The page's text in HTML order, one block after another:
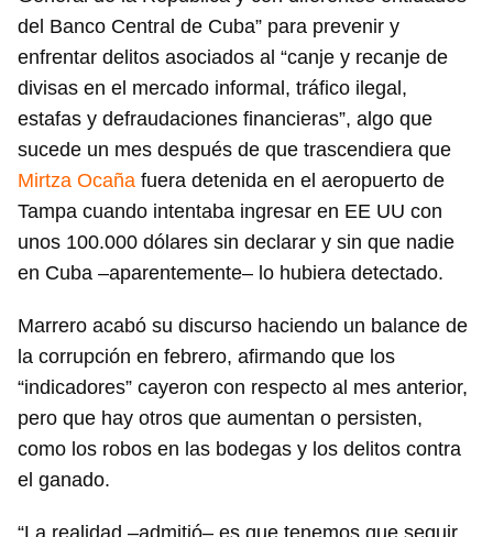
Para poder guardar como favorito, primero has de
iniciar sesión con tu cuenta de 14ymedio.
INICIAR SESIÓN CANCELAR
del Banco Central de Cuba” para prevenir y
enfrentar delitos asociados al “canje y recanje de
divisas en el mercado informal, tráfico ilegal,
estafas y defraudaciones financieras”, algo que
sucede un mes después de que trascendiera que
Mirtza Ocaña fuera detenida en el aeropuerto de
Tampa cuando intentaba ingresar en EE UU con
unos 100.000 dólares sin declarar y sin que nadie
en Cuba –aparentemente– lo hubiera detectado.
Marrero acabó su discurso haciendo un balance de
la corrupción en febrero, afirmando que los
“indicadores” cayeron con respecto al mes anterior,
pero que hay otros que aumentan o persisten,
como los robos en las bodegas y los delitos contra
el ganado.